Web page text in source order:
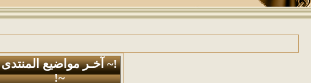
!~ آخـر مواضيع المنتدى
~!